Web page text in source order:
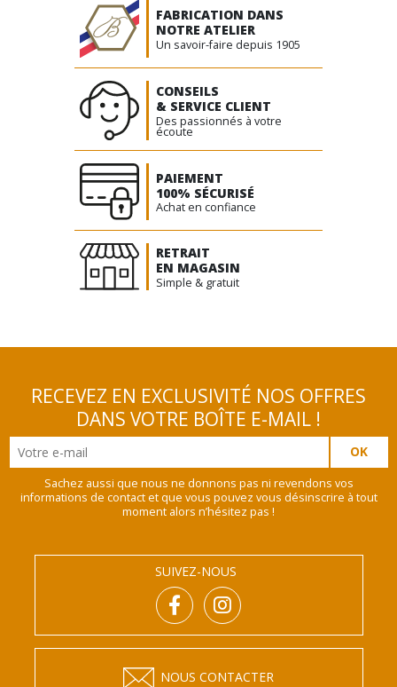
FABRICATION DANS
NOTRE ATELIER
Un savoir-faire depuis 1905
CONSEILS
& SERVICE CLIENT
Des passionnés à votre
écoute
PAIEMENT
100% SÉCURISÉ
Achat en confiance
RETRAIT
EN MAGASIN
Simple & gratuit
RECEVEZ EN EXCLUSIVITÉ NOS OFFRES
DANS VOTRE BOÎTE E-MAIL !
Sachez aussi que nous ne donnons pas ni revendons vos
informations de contact et que vous pouvez vous désinscrire à tout
moment alors n’hésitez pas !
SUIVEZ-NOUS
NOUS CONTACTER